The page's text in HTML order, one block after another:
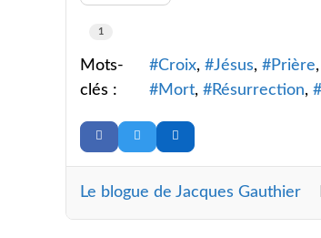
1
Mots-
clés :
Croix Jésus Prière
Mort
Résurrection
Le blogue de Jacques Gauthier